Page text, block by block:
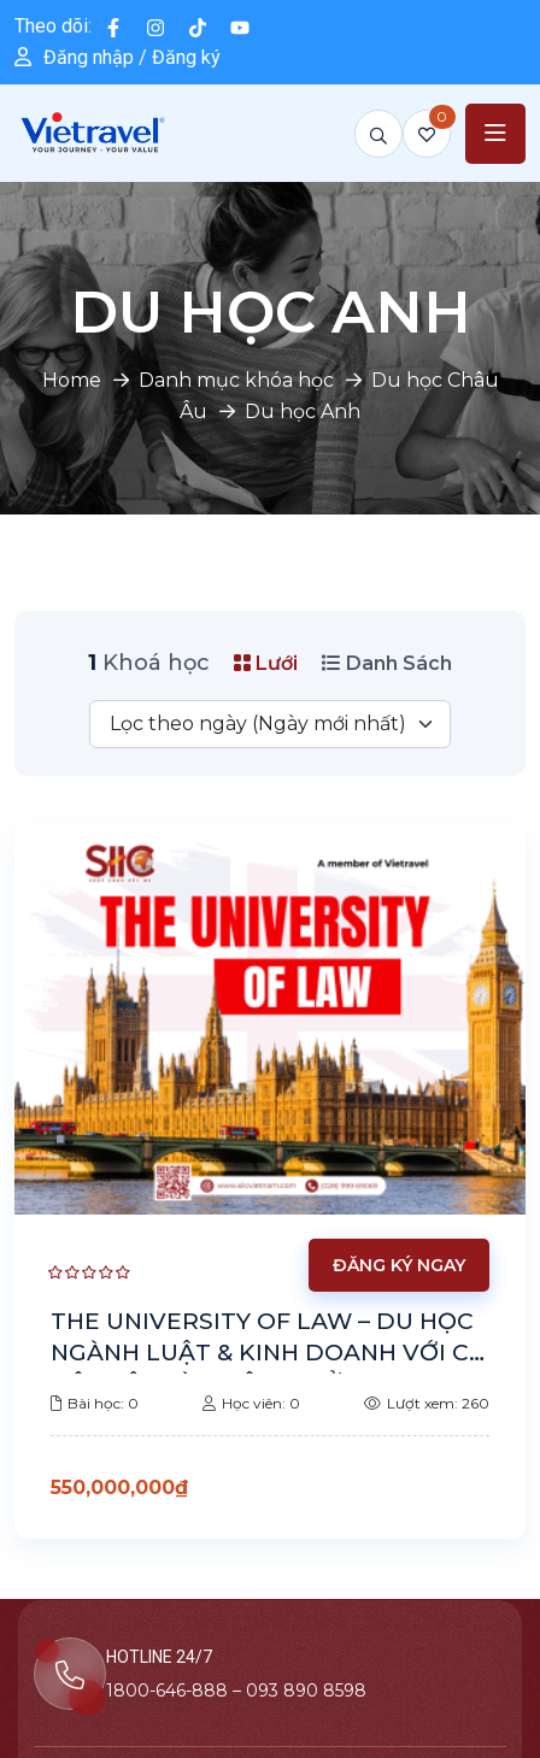
Theo dõi:
Đăng nhập / Đăng ký
0
DU HỌC ANH
Home Danh mục khóa học
Du học Châu
Âu
Du học Anh
1 Khoá học Lưới Danh Sách
Lọc theo ngày (Ngày mới nhất)
ĐĂNG KÝ NGAY
THE UNIVERSITY OF LAW – DU HỌC
NGÀNH LUẬT & KINH DOANH VỚI CƠ
Bài học: 0 Học viên: 0 Lượt xem: 260
550,000,000₫
HOTLINE 24/7
1800-646-888 – 093 890 8598